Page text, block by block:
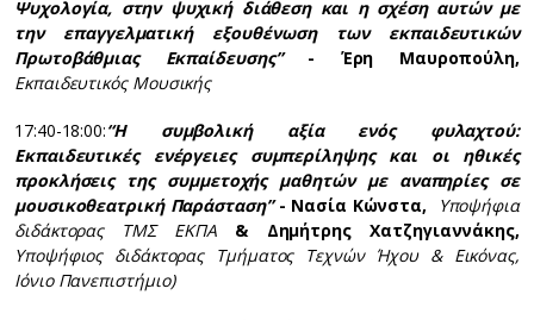
Ψυχολογία, στην ψυχική διάθεση και η σχέση αυτών με
την επαγγελματική εξουθένωση των εκπαιδευτικών
Πρωτοβάθμιας Εκπαίδευσης”- Έρη Μαυροπούλη,
Εκπαιδευτικός Μουσικής
17:40-18:00:“Η συμβολική αξία ενός φυλαχτού:
Εκπαιδευτικές ενέργειες συμπερίληψης και οι ηθικές
προκλήσεις της συμμετοχής μαθητών με αναπηρίες σε
μουσικοθεατρική Παράσταση”- Νασία Κώνστα,
Υποψήφια
διδάκτορας ΤΜΣ ΕΚΠΑ & Δημήτρης Χατζηγιαννάκης,
Υποψήφιος διδάκτορας Tμήματος Τεχνών Ήχου & Εικόνας,
Ιόνιο Πανεπιστήμιο)